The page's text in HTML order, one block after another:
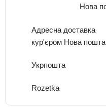
Нова
Адресна доставка
кур'єром Нова пошта
Укрпошта
Rozetka